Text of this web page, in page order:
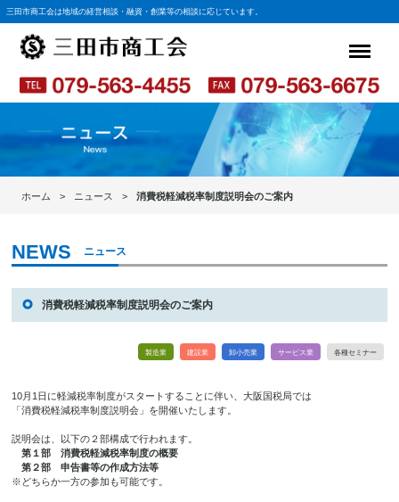
三田市商工会は地域の経営相談・融資・創業等の相談に応じています。
ホーム ニュース 消費税軽減税率制度説明会のご案内
ニュース
消費税軽減税率制度説明会のご案内
製造業 建設業 卸小売業 サービス業 各種セミナー
10月1日に軽減税率制度がスタートすることに伴い、大阪国税局では
「消費税軽減税率制度説明会」を開催いたします。
説明会は、以下の２部構成で行われます。
第１部 消費税軽減税率制度の概要
第２部 申告書等の作成方法等
※どちらか一方の参加も可能です。